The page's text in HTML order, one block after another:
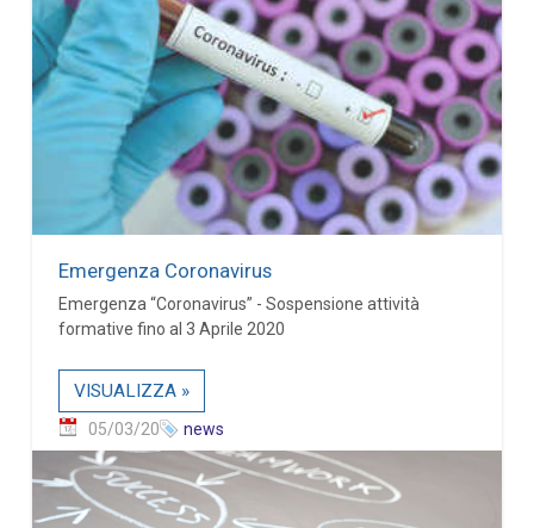
Emergenza Coronavirus
Emergenza “Coronavirus” - Sospensione attività
formative fino al 3 Aprile 2020
VISUALIZZA »
05/03/20 news